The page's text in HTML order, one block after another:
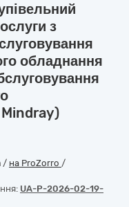
з
обладнання
/ на ProZorro /
UA-P-2026-02-19-